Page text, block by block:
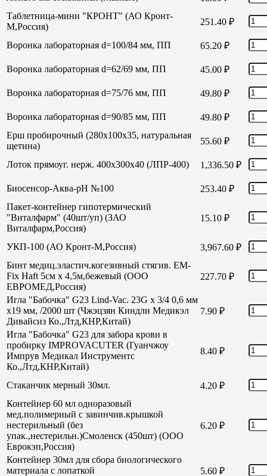
Таблетница-мини "КРОНТ" (АО Кронт-
М,Россия)
251.40 ₽
Воронка лабораторная d=100/84 мм, ПП 65.20 ₽
Воронка лабораторная d=62/69 мм, ПП 45.00 ₽
Воронка лабораторная d=75/76 мм, ПП 49.80 ₽
Воронка лабораторная d=90/85 мм, ПП 49.80 ₽
Ерш пробирочный (280х100х35, натуральная
щетина)
55.60 ₽
Лоток прямоуг. нерж. 400х300х40 (ЛПР-400) 1,336.50 ₽
Биосенсор-Аква-рН №100 253.40 ₽
Пакет-контейнер гипотермический
"Виталфарм" (40шт/уп) (ЗАО
Виталфарм,Россия)
15.10 ₽
УКП-100 (АО Кронт-М,Россия) 3,967.60 ₽
Бинт медиц.эластич.когезивный стягив. EM-
Fix Haft 5см х 4,5м,бежевый (ООО
ЕВРОМЕД,Россия)
227.70 ₽
Игла "Бабочка" G23 Lind-Vac. 23G х 3/4 0,6 мм
х19 мм, /2000 шт (Чжэцзян Киндли Медикэл
Дивайсиз Ко.,Лтд,КНР,Китай)
7.90 ₽
Игла "Бабочка" G23 для забора крови в
пробирку IMPROVACUTER (Гуанчжоу
Импрув Медикал Инструментс
Ко.,Лтд,КНР,Китай)
8.40 ₽
Стаканчик мерный 30мл. 4.20 ₽
Контейнер 60 мл одноразовый
мед.полимерный с завинчив.крышкой
нестерильный (без
упак.,нестерильн.)Смоленск (450шт) (ООО
Еврокэп,Россия)
6.20 ₽
Контейнер 30мл для сбора биологического
материала с лопаткой
5.60 ₽